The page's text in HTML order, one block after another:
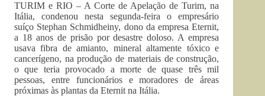
TURIM e RIO – A Corte de Apelação de Turim, na
Itália, condenou nesta segunda-feira o empresário
suíço Stephan Schmidheiny, dono da empresa Eternit,
a 18 anos de prisão por desastre doloso. A empresa
usava fibra de amianto, mineral altamente tóxico e
cancerígeno, na produção de materiais de construção,
o que teria provocado a morte de quase três mil
pessoas, entre funcionários e moradores de áreas
próximas às plantas da Eternit na Itália.